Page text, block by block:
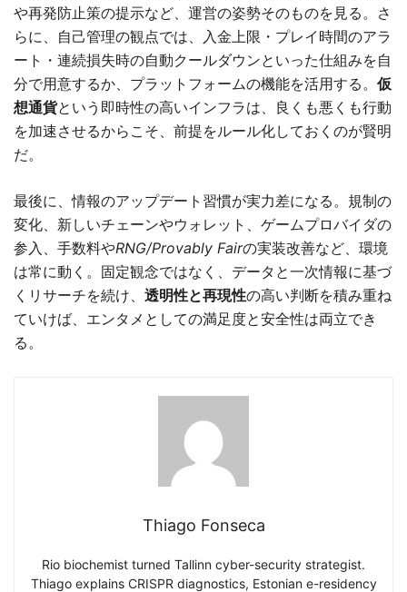
や再発防止策の提示など、運営の姿勢そのものを見る。さ
らに、自己管理の観点では、入金上限・プレイ時間のアラ
ート・連続損失時の自動クールダウンといった仕組みを自
分で用意するか、プラットフォームの機能を活用する。 仮
想通貨という即時性の高いインフラは、良くも悪くも行動
を加速させるからこそ、前提をルール化しておくのが賢明
だ。
最後に、情報のアップデート習慣が実力差になる。規制の
変化、新しいチェーンやウォレット、ゲームプロバイダの
参入、手数料やRNG/Provably Fairの実装改善など、環境
は常に動く。固定観念ではなく、データと一次情報に基づ
くリサーチを続け、 透明性と再現性の高い判断を積み重ね
ていけば、エンタメとしての満足度と安全性は両立でき
る。
Thiago Fonseca
Rio biochemist turned Tallinn cyber-security strategist.
Thiago explains CRISPR diagnostics, Estonian e-residency